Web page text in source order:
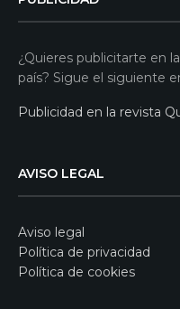
¿Quieres publicitarte en
país? Sigue el siguiente
Publicidad en la revista
AVISO LEGAL
Aviso legal
Política de privacidad
Política de cookies